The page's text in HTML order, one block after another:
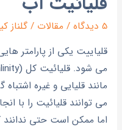
5 دیدگاه / مقالات / گلناز
قلیاییت یکی از پارامتر
مانند قلیایی و غیره
اما ممکن است حتی